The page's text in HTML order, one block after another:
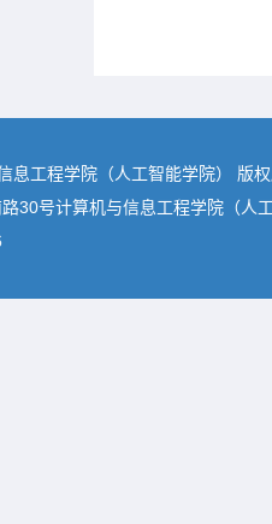
息工程学院（人工智能学院） 版
30号计算机与信息工程学院（人